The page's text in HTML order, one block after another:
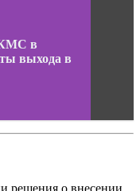
КМС в
выхода в